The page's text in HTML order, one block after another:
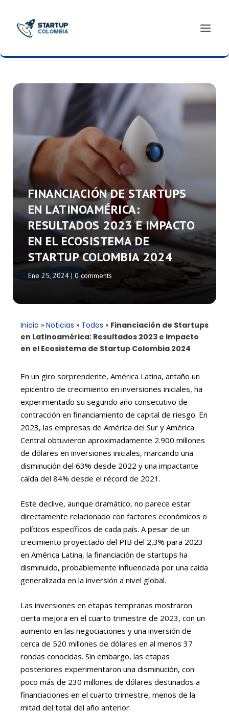
FINANCIACIÓN DE STARTUPS
EN LATINOAMÉRICA:
RESULTADOS 2023 E IMPACTO
EN EL ECOSISTEMA DE
STARTUP COLOMBIA 2024
Ene 25, 2024|0 comments
Inicio » Noticias » Todos » Financiación de Startups
en Latinoamérica: Resultados 2023 e impacto
en el Ecosistema de Startup Colombia 2024
En un giro sorprendente, América Latina, antaño un
epicentro de crecimiento en inversiones iniciales, ha
experimentado su segundo año consecutivo de
contracción en financiamiento de capital de riesgo. En
2023, las empresas de América del Sur y América
Central obtuvieron aproximadamente 2.900 millones
de dólares en inversiones iniciales, marcando una
disminución del 63% desde 2022 y una impactante
caída del 84% desde el récord de 2021.
Este declive, aunque dramático, no parece estar
directamente relacionado con factores económicos o
políticos específicos de cada país. A pesar de un
crecimiento proyectado del PIB del 2,3% para 2023
en América Latina, la financiación de startups ha
disminuido, probablemente influenciada por una caída
generalizada en la inversión a nivel global.
Las inversiones en etapas tempranas mostraron
cierta mejora en el cuarto trimestre de 2023, con un
aumento en las negociaciones y una inversión de
cerca de 520 millones de dólares en al menos 37
rondas conocidas. Sin embargo, las etapas
posteriores experimentaron una disminución, con
poco más de 230 millones de dólares destinados a
financiaciones en el cuarto trimestre, menos de la
mitad del total del año anterior.